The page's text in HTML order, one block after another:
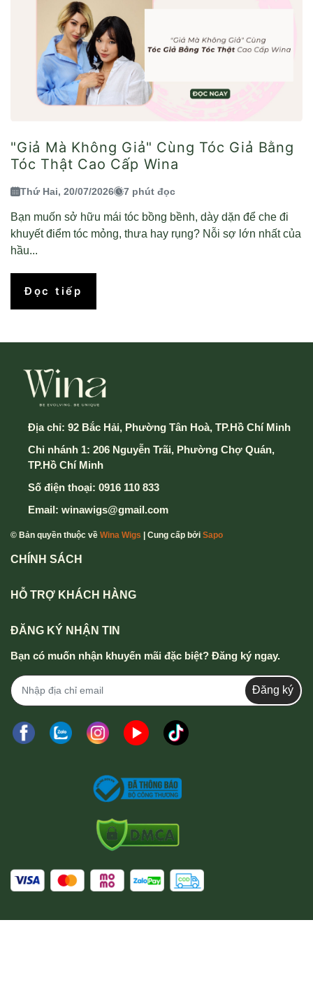
"Giả Mà Không Giả" Cùng Tóc Giả Bằng
Tóc Thật Cao Cấp Wina
Thứ Hai, 20/07/2026 7 phút đọc
Bạn muốn sở hữu mái tóc bồng bềnh, dày dặn để che đi
khuyết điểm tóc mỏng, thưa hay rụng? Nỗi sợ lớn nhất của
hầu...
Đọc tiếp
Địa chỉ: 92 Bắc Hải, Phường Tân Hoà, TP.Hồ Chí Minh
Chi nhánh 1: 206 Nguyễn Trãi, Phường Chợ Quán,
TP.Hồ Chí Minh
Số điện thoại: 0916 110 833
Email: winawigs@gmail.com
© Bản quyền thuộc về Wina Wigs | Cung cấp bởi Sapo
CHÍNH SÁCH
HỖ TRỢ KHÁCH HÀNG
ĐĂNG KÝ NHẬN TIN
Bạn có muốn nhận khuyến mãi đặc biệt? Đăng ký ngay.
Đăng ký